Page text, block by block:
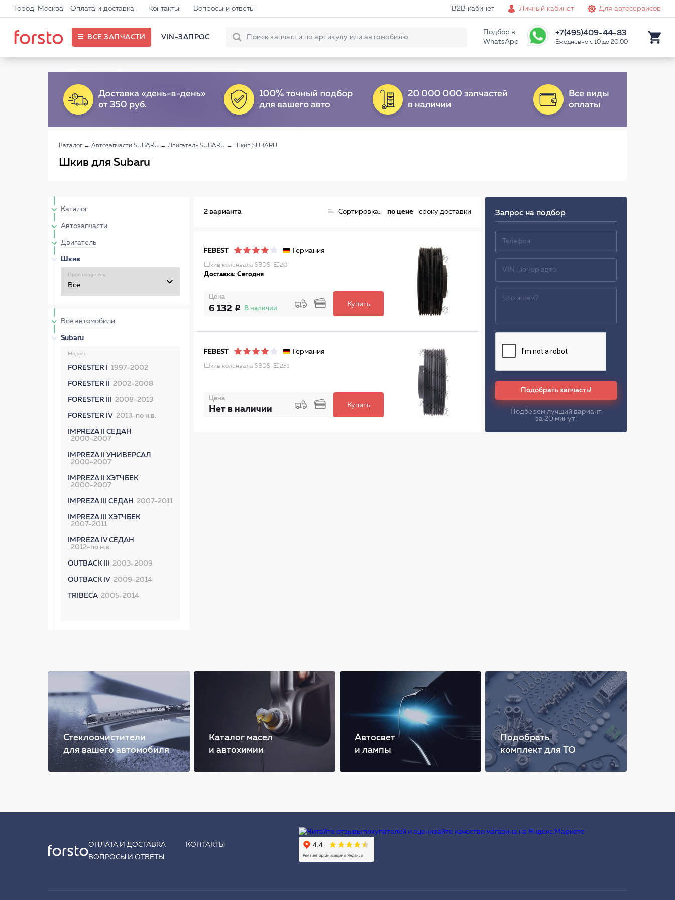
Город: Москва Оплата и доставка Контакты Вопросы и ответы B2B кабинет Личный кабинет Для автосервисов
ВСЕ ЗАПЧАСТИ VIN-ЗАПРОС
Подбор в
WhatsApp
+7(495)409-44-83
Ежедневно с 10 до 20:00
Каталог → Автозапчасти SUBARU → Двигатель SUBARU → Шкив SUBARU
Шкив для Subaru
Каталог
Автозапчасти
Двигатель
Шкив
Производитель
Все автомобили
Subaru
Модель
FORESTER I 1997-2002
FORESTER II 2002-2008
FORESTER III 2008-2013
FORESTER IV 2013-по н.в.
IMPREZA II СЕДАН
2000-2007
IMPREZA II УНИВЕРСАЛ
2000-2007
IMPREZA II ХЭТЧБЕК
2000-2007
IMPREZA III СЕДАН 2007-2011
IMPREZA III ХЭТЧБЕК
2007-2011
IMPREZA IV СЕДАН
2012-по н.в.
OUTBACK III 2003-2009
OUTBACK IV 2009-2014
TRIBECA 2005-2014
2 варианта Сортировка: по цене сроку доставки
FEBEST Германия
Шкив коленвала SBDS-EJ20
Доставка: Сегодня
Цена
6 132 В наличии
Купить
FEBEST Германия
Шкив коленвала SBDS-EJ251
Цена
Нет в наличии Купить
Запрос на подбор
Подобрать запчасть!
Подберем лучший вариант
за 20 минут!
Стеклоочистители
для вашего автомобиля
Каталог масел
и автохимии
Автосвет
и лампы
Подобрать
комплект для ТО
ОПЛАТА И ДОСТАВКА
КОНТАКТЫ
ВОПРОСЫ И ОТВЕТЫ